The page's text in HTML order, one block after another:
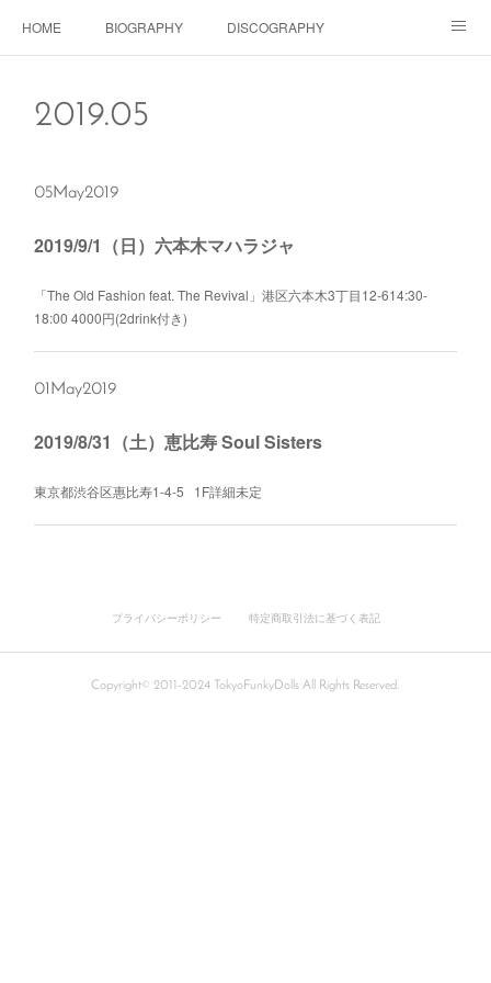
HOME BIOGRAPHY DISCOGRAPHY
2019.05
05May2019
2019/9/1（日）六本木マハラジャ
「The Old Fashion feat. The Revival」港区六本木3丁目12-614:30-
18:00 4000円(2drink付き)
01 May2019
2019/8/31（土）恵比寿 Soul Sisters
東京都渋谷区惠比寿1-4-5 1F詳細未定
プライバシーポリシー 特定商取引法に基づく表記
Copyright© 2011-2024 TokyoFunkyDolls All Rights Reserved.